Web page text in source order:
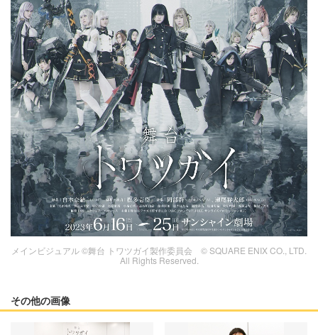
メインビジュアル ©舞台 トワツガイ製作委員会 © SQUARE ENIX CO., LTD.
All Rights Reserved.
その他の画像